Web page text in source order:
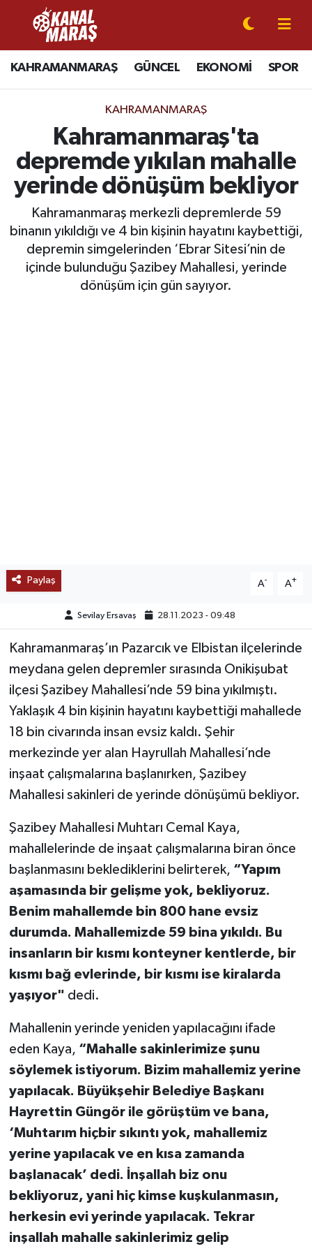
KAHRAMANMARAŞ GÜNCEL EKONOMİ SPOR
KAHRAMANMARAŞ
Kahramanmaraş'ta
depremde yıkılan mahalle
yerinde dönüşüm bekliyor
Kahramanmaraş merkezli depremlerde 59
binanın yıkıldığı ve 4 bin kişinin hayatını kaybettiği,
depremin simgelerinden ‘Ebrar Sitesi’nin de
içinde bulunduğu Şazibey Mahallesi, yerinde
dönüşüm için gün sayıyor.
Paylaş A- A+
Sevilay Ersavaş 28.11.2023 - 09:48
Kahramanmaraş’ın Pazarcık ve Elbistan ilçelerinde
meydana gelen depremler sırasında Onikişubat
ilçesi Şazibey Mahallesi’nde 59 bina yıkılmıştı.
Yaklaşık 4 bin kişinin hayatını kaybettiği mahallede
18 bin civarında insan evsiz kaldı. Şehir
merkezinde yer alan Hayrullah Mahallesi’nde
inşaat çalışmalarına başlanırken, Şazibey
Mahallesi sakinleri de yerinde dönüşümü bekliyor.
Şazibey Mahallesi Muhtarı Cemal Kaya,
mahallelerinde de inşaat çalışmalarına biran önce
başlanmasını beklediklerini belirterek, “Yapım
aşamasında bir gelişme yok, bekliyoruz.
Benim mahallemde bin 800 hane evsiz
durumda. Mahallemizde 59 bina yıkıldı. Bu
insanların bir kısmı konteyner kentlerde, bir
kısmı bağ evlerinde, bir kısmı ise kiralarda
yaşıyor" dedi.
Mahallenin yerinde yeniden yapılacağını ifade
eden Kaya, “Mahalle sakinlerimize şunu
söylemek istiyorum. Bizim mahallemiz yerine
yapılacak. Büyükşehir Belediye Başkanı
Hayrettin Güngör ile görüştüm ve bana,
‘Muhtarım hiçbir sıkıntı yok, mahallemiz
yerine yapılacak ve en kısa zamanda
başlanacak’ dedi. İnşallah biz onu
bekliyoruz, yani hiç kimse kuşkulanmasın,
herkesin evi yerinde yapılacak. Tekrar
inşallah mahalle sakinlerimiz gelip
CANLI YAYIN
KAHRAMANMARAŞ
SPOR
SİYASET
EKONOMİ
GÜNDEM
MEDYA
OTOMOTİV
TEKNOLOJİ
YAŞAM
KÜLTÜR SANAT
Kahramanmaraş Nöbetçi Eczaneler
Kahramanmaraş Hava Durumu
Kahramanmaraş Trafik Yoğunluk Haritası
Süper Lig Puan Durumu ve Fikstür
Tüm Manşetler
Son Dakika Haberleri